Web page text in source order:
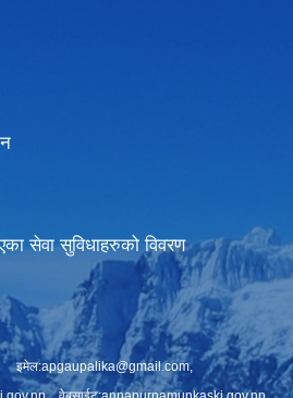
सेवा सुविधाहरुको विवरण
इमेल:apgaupalika@gmail.com,